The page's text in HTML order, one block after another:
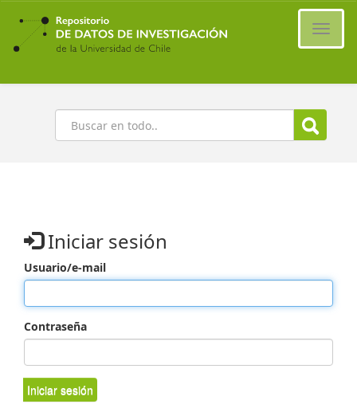
Ir
contenido
principal
Buscar
Iniciar sesión
Usuario/e-mail
Contraseña
Iniciar sesión